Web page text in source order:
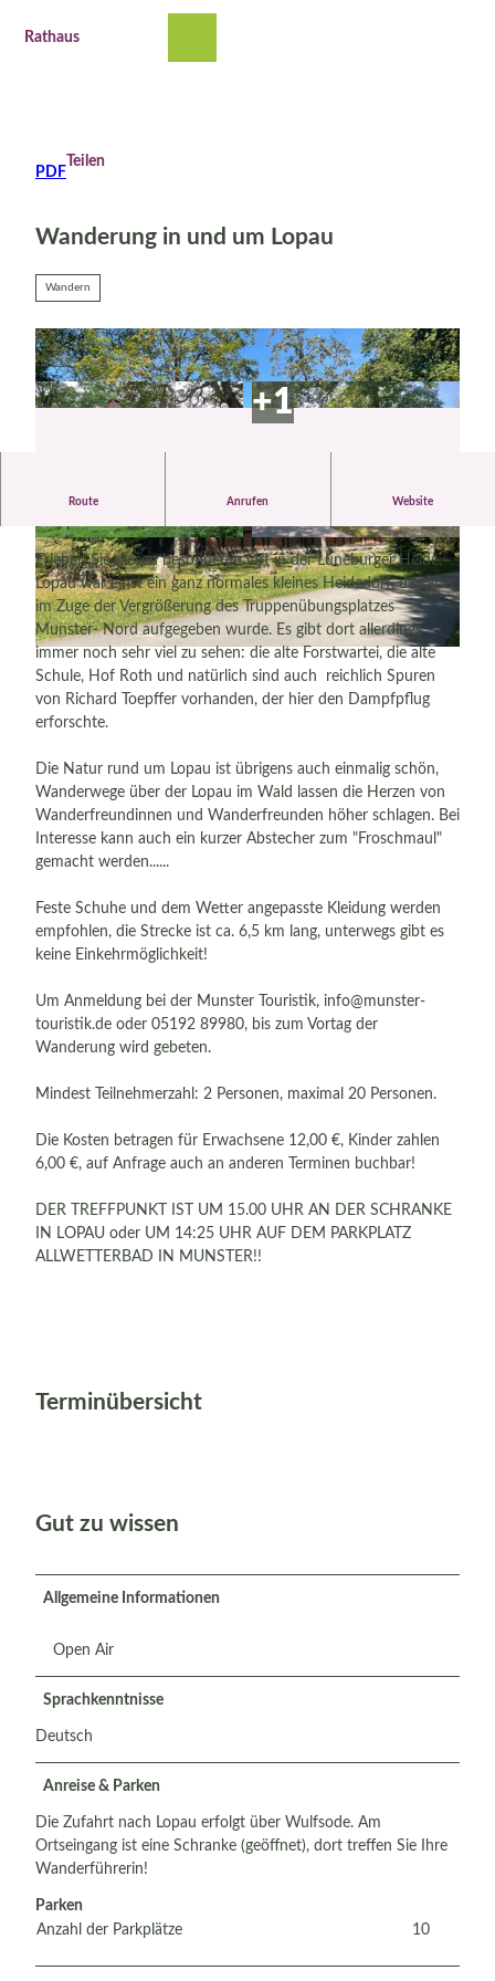
Rathaus
PDF
Teilen
Wanderung in und um Lopau
Wandern
© Munster Touristik |CC-BY-SA
©CC-BY-SA ©CC-BY-SA
Route Anrufen Website
Lopau, das verlassene Dorf mitten auf dem
Erleben Sie diesen besonderen Ort in der Lüneburger Heide.
Lopau war einst ein ganz normales kleines Heidedorf, das aber
im Zuge der Vergrößerung des Truppenübungsplatzes
Munster- Nord aufgegeben wurde. Es gibt dort allerdings
immer noch sehr viel zu sehen: die alte Forstwartei, die alte
Schule, Hof Roth und natürlich sind auch reichlich Spuren
von Richard Toepffer vorhanden, der hier den Dampfpflug
erforschte.
Die Natur rund um Lopau ist übrigens auch einmalig schön,
Wanderwege über der Lopau im Wald lassen die Herzen von
Wanderfreundinnen und Wanderfreunden höher schlagen. Bei
Interesse kann auch ein kurzer Abstecher zum "Froschmaul"
gemacht werden......
Feste Schuhe und dem Wetter angepasste Kleidung werden
empfohlen, die Strecke ist ca. 6,5 km lang, unterwegs gibt es
keine Einkehrmöglichkeit!
Um Anmeldung bei der Munster Touristik, info@munster-
touristik.de oder 05192 89980, bis zum Vortag der
Wanderung wird gebeten.
Mindest Teilnehmerzahl: 2 Personen, maximal 20 Personen.
Die Kosten betragen für Erwachsene 12,00 €, Kinder zahlen
6,00 €, auf Anfrage auch an anderen Terminen buchbar!
DER TREFFPUNKT IST UM 15.00 UHR AN DER SCHRANKE
IN LOPAU oder UM 14:25 UHR AUF DEM PARKPLATZ
ALLWETTERBAD IN MUNSTER!!
Terminübersicht
Gut zu wissen
Allgemeine Informationen
Open Air
Sprachkenntnisse
Deutsch
Anreise & Parken
Die Zufahrt nach Lopau erfolgt über Wulfsode. Am
Ortseingang ist eine Schranke (geöffnet), dort treffen Sie Ihre
Wanderführerin!
Parken
Anzahl der Parkplätze
10